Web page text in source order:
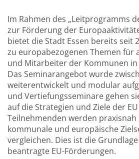
Im Rahmen des „Leitprogramms
zur Förderung der
bietet die Stadt Essen bereits seit
zu europabezogenen Themen für
und Mitarbeiter der Kommunen in
Das Seminarangebot wurde
weiterentwickelt und modular
und Vertiefungsseminare gehen
auf die Strategien und Ziele der
Teilnehmenden werden praxisnah
kommunale und europäische
vergleichen. Dies ist die
beantragte EU-Förderungen.